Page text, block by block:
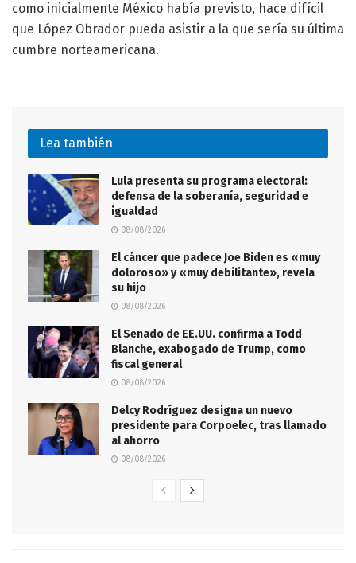
como inicialmente México había previsto, hace difícil
que López Obrador pueda asistir a la que sería su última
cumbre norteamericana.
Lea también
Lula presenta su programa electoral:
defensa de la soberanía, seguridad e
igualdad
08/08/2026
El cáncer que padece Joe Biden es «muy
doloroso» y «muy debilitante», revela
su hijo
08/08/2026
El Senado de EE.UU. confirma a Todd
Blanche, exabogado de Trump, como
fiscal general
08/08/2026
Delcy Rodríguez designa un nuevo
presidente para Corpoelec, tras llamado
al ahorro
08/08/2026